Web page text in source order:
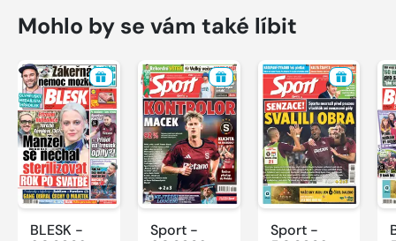
Mohlo by se vám také líbit
BLESK -
Sport -
Sport -